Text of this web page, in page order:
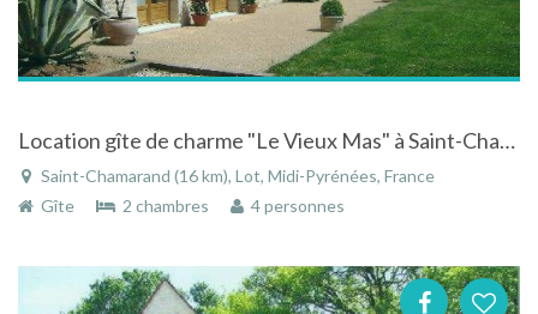
Location gîte de charme "Le Vieux Mas" à Saint-Chamarand - Midi-Pyrénées avec piscine et spa
Saint-Chamarand (16 km), Lot, Midi-Pyrénées, France
Gîte
2 chambres 4 personnes